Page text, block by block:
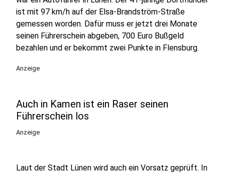
ist mit 97 km/h auf der Elsa-Brandström-Straße
gemessen worden. Dafür muss er jetzt drei Monate
seinen Führerschein abgeben, 700 Euro Bußgeld
bezahlen und er bekommt zwei Punkte in Flensburg.
Anzeige
Auch in Kamen ist ein Raser seinen
Führerschein los
Anzeige
Laut der Stadt Lünen wird auch ein Vorsatz geprüft. In